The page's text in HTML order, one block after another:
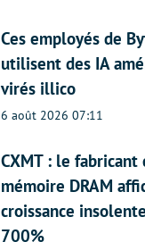
Ces employés de
utilisent des IA
virés illico
6 août 2026 07:11
CXMT : le fabricant
mémoire DRAM
croissance
700%